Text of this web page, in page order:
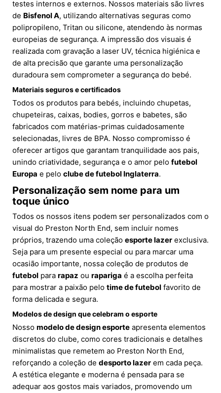
testes internos e externos. Nossos materiais são livres
de Bisfenol A, utilizando alternativas seguras como
polipropileno, Tritan ou silicone, atendendo às normas
europeias de segurança. A impressão dos visuais é
realizada com gravação a laser UV, técnica higiénica e
de alta precisão que garante uma personalização
duradoura sem comprometer a segurança do bebé.
Materiais seguros e certificados
Todos os produtos para bebés, incluindo chupetas,
chupeteiras, caixas, bodies, gorros e babetes, são
fabricados com matérias-primas cuidadosamente
selecionadas, livres de BPA. Nosso compromisso é
oferecer artigos que garantam tranquilidade aos pais,
unindo criatividade, segurança e o amor pelo futebol
Europa e pelo clube de futebol Inglaterra.
Personalização sem nome para um
toque único
Todos os nossos itens podem ser personalizados com o
visual do Preston North End, sem incluir nomes
próprios, trazendo uma coleção esporte lazer exclusiva.
Seja para um presente especial ou para marcar uma
ocasião importante, nossa coleção de produtos de
futebol para rapaz ou rapariga é a escolha perfeita
para mostrar a paixão pelo time de futebol favorito de
forma delicada e segura.
Modelos de design que celebram o esporte
Nosso modelo de design esporte apresenta elementos
discretos do clube, como cores tradicionais e detalhes
minimalistas que remetem ao Preston North End,
reforçando a coleção de desporto lazer em cada peça.
A estética elegante e moderna é pensada para se
adequar aos gostos mais variados, promovendo um